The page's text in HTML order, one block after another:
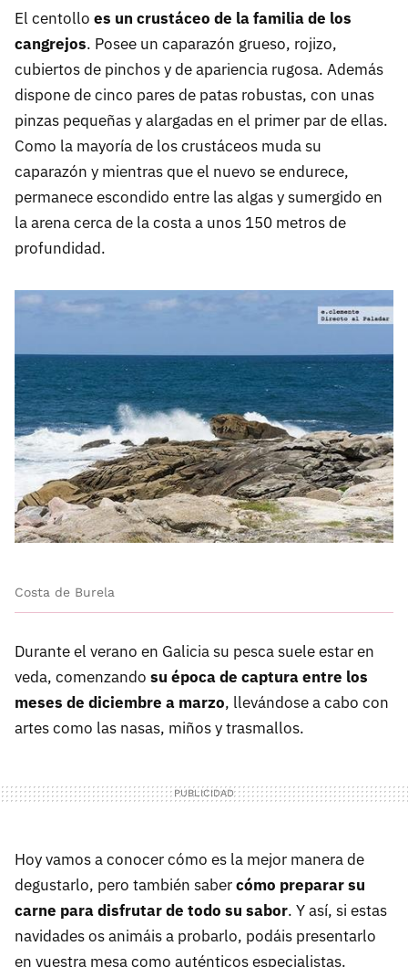
El centollo es un crustáceo de la familia de los
cangrejos. Posee un caparazón grueso, rojizo,
cubiertos de pinchos y de apariencia rugosa. Además
dispone de cinco pares de patas robustas, con unas
pinzas pequeñas y alargadas en el primer par de ellas.
Como la mayoría de los crustáceos muda su
caparazón y mientras que el nuevo se endurece,
permanece escondido entre las algas y sumergido en
la arena cerca de la costa a unos 150 metros de
profundidad.
Costa de Burela
Durante el verano en Galicia su pesca suele estar en
veda, comenzando su época de captura entre los
meses de diciembre a marzo, llevándose a cabo con
artes como las nasas, miños y trasmallos.
Hoy vamos a conocer cómo es la mejor manera de
degustarlo, pero también sabercómo preparar su
carne para disfrutar de todo su sabor. Y así, si estas
navidades os animáis a probarlo, podáis presentarlo
en vuestra mesa como auténticos especialistas.